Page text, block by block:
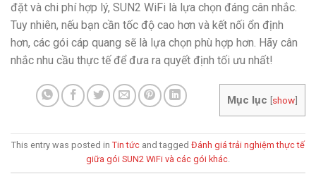
đặt và chi phí hợp lý, SUN2 WiFi là lựa chọn đáng cân nhắc.
Tuy nhiên, nếu bạn cần tốc độ cao hơn và kết nối ổn định
hơn, các gói cáp quang sẽ là lựa chọn phù hợp hơn. Hãy cân
nhắc nhu cầu thực tế để đưa ra quyết định tối ưu nhất!
Mục lục [show]
This entry was posted in Tin tức and tagged Đánh giá trải nghiệm thực tế
giữa gói SUN2 WiFi và các gói khác.